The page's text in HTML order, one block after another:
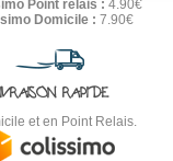
Point relais : 4.90€
Domicile : 7.90€
RAPIDE
et en Point Relais.